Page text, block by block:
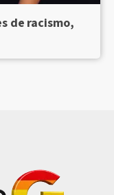
de racismo,